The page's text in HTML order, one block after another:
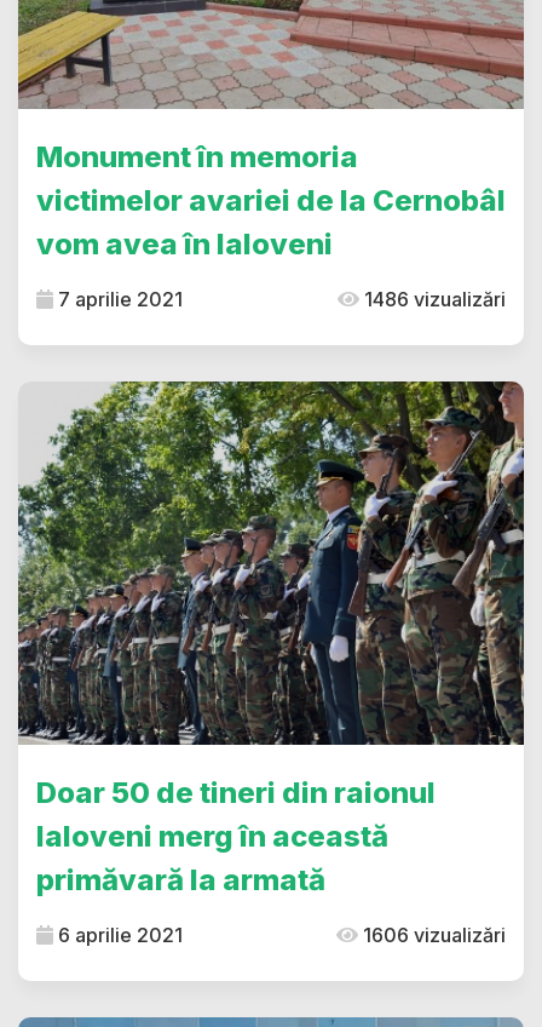
Monument în memoria
victimelor avariei de la Cernobâl
vom avea în Ialoveni
7 aprilie 2021 1486 vizualizări
Doar 50 de tineri din raionul
Ialoveni merg în această
primăvară la armată
6 aprilie 2021 1606 vizualizări